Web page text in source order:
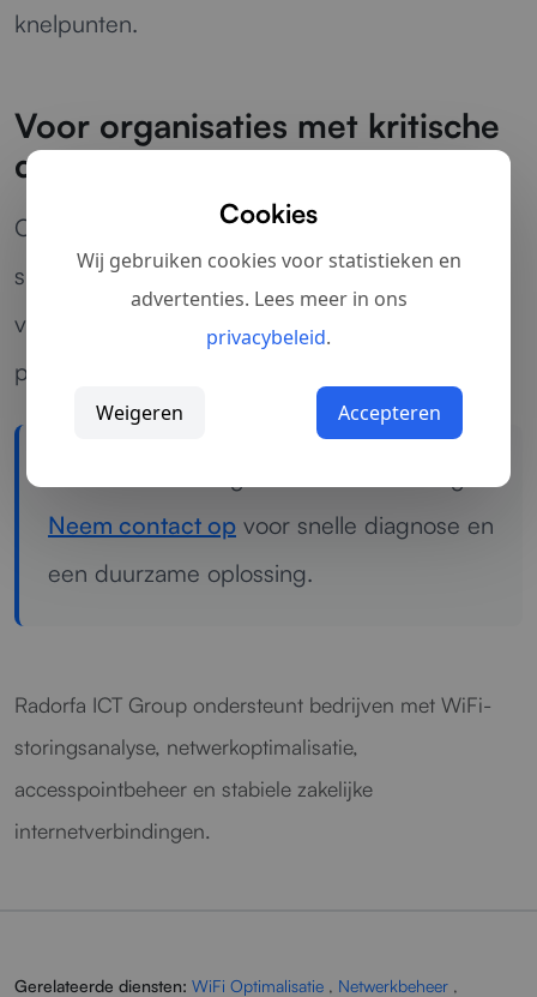
knelpunten.
Voor organisaties met kritische
connectiviteit
Of het nu gaat om een kantoor, werkplaats,
showroom of distributieomgeving: wij zorgen
voor een WiFi-netwerk dat betrouwbaar
presteert en bedrijfsprocessen ondersteunt.
Neem contact op voor snelle diagnose en
een duurzame oplossing.
Radorfa ICT Group ondersteunt bedrijven met WiFi-
storingsanalyse, netwerkoptimalisatie,
accesspointbeheer en stabiele zakelijke
internetverbindingen.
Gerelateerde diensten: WiFi Optimalisatie , Netwerkbeheer ,
Cookies
Wij gebruiken cookies voor statistieken en
advertenties. Lees meer in ons
privacybeleid.
Weigeren Accepteren